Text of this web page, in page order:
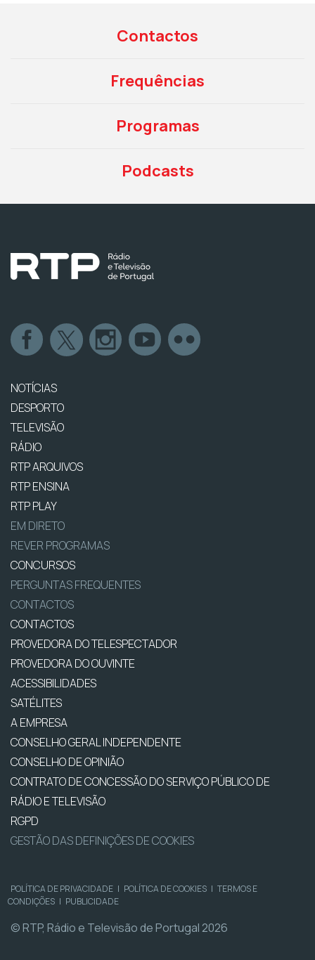
Contactos
Frequências
Programas
Podcasts
NOTÍCIAS
DESPORTO
TELEVISÃO
RÁDIO
RTP ARQUIVOS
RTP ENSINA
RTP PLAY
EM DIRETO
REVER PROGRAMAS
CONCURSOS
PERGUNTAS FREQUENTES
CONTACTOS
CONTACTOS
PROVEDORA DO TELESPECTADOR
PROVEDORA DO OUVINTE
ACESSIBILIDADES
SATÉLITES
A EMPRESA
CONSELHO GERAL INDEPENDENTE
CONSELHO DE OPINIÃO
CONTRATO DE CONCESSÃO DO SERVIÇO PÚBLICO DE
RÁDIO E TELEVISÃO
RGPD
GESTÃO DAS DEFINIÇÕES DE COOKIES
POLÍTICA DE PRIVACIDADE | POLÍTICA DE COOKIES | TERMOS E
CONDIÇÕES | PUBLICIDADE
© RTP, Rádio e Televisão de Portugal 2026